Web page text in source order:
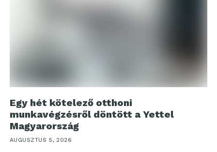
Egy hét kötelező otthoni
munkavégzésről döntött a Yettel
Magyarország
AUGUSZTUS 5, 2026